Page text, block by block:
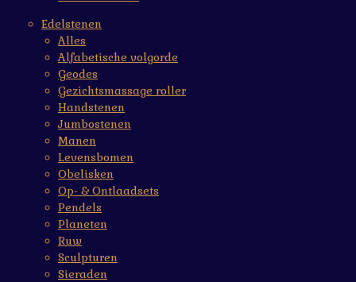
Edelstenen
Alles
Alfabetische volgorde
Geodes
Gezichtsmassage roller
Handstenen
Jumbostenen
Manen
Levensbomen
Obelisken
Op- & Ontlaadsets
Pendels
Planeten
Ruw
Sculpturen
Sieraden